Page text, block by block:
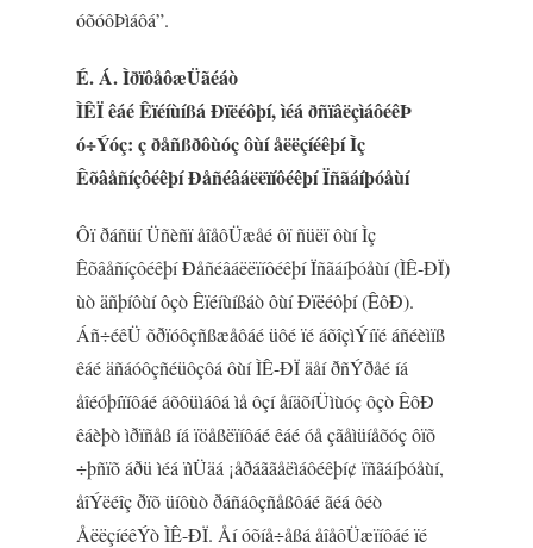
óõóôÞìáôá”.
É. Á. ÌðïôåôæÜãéáò
ÌÊÏ êáé Êïéíùíßá Ðïëéôþí, ìéá ðñïâëçìáôéêÞ
ó÷Ýóç: ç ðåñßðôùóç ôùí åëëçíéêþí Ìç
Êõâåñíçôéêþí Ðåñéâáëëïíôéêþí Ïñãáíþóåùí
Ôï ðáñüí Üñèñï åîåôÜæåé ôï ñüëï ôùí Ìç
Êõâåñíçôéêþí Ðåñéâáëëïíôéêþí Ïñãáíþóåùí (ÌÊ-ÐÏ)
ùò äñþíôùí ôçò Êïéíùíßáò ôùí Ðïëéôþí (ÊôÐ).
Áñ÷éêÜ õðïóôçñßæåôáé üôé ïé áõîçìÝíïé áñéèìïß
êáé äñáóôçñéüôçôá ôùí ÌÊ-ÐÏ äåí ðñÝðåé íá
åîéóþíïíôáé áõôüìáôá ìå ôçí åíäõíÜìùóç ôçò ÊôÐ
êáèþò ìðïñåß íá ïöåßëïíôáé êáé óå çãåìüíåõóç ôïõ
÷þñïõ áðü ìéá ïìÜäá ¡åðáããåëìáôéêþí¢ ïñãáíþóåùí,
åîÝëéîç ðïõ üíôùò ðáñáôçñåßôáé ãéá ôéò
ÅëëçíéêÝò ÌÊ-ÐÏ. Åí óõíå÷åßá åîåôÜæïíôáé ïé